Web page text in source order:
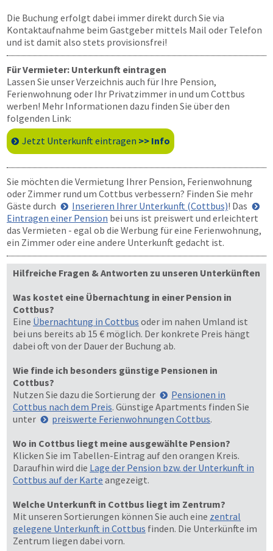
Die Buchung erfolgt dabei immer direkt durch Sie via
Kontaktaufnahme beim Gastgeber mittels Mail oder Telefon
und ist damit also stets provisionsfrei!
Für Vermieter: Unterkunft eintragen
Lassen Sie unser Verzeichnis auch für Ihre Pension,
Ferienwohnung oder Ihr Privatzimmer in und um Cottbus
werben! Mehr Informationen dazu finden Sie über den
folgenden Link:
Jetzt Unterkunft eintragen >> Info
Sie möchten die Vermietung Ihrer Pension, Ferienwohnung
oder Zimmer rund um Cottbus verbessern? Finden Sie mehr
Gäste durch
Inserieren Ihrer Unterkunft (Cottbus)! Das
Eintragen einer Pension bei uns ist preiswert und erleichtert
das Vermieten - egal ob die Werbung für eine Ferienwohnung,
ein Zimmer oder eine andere Unterkunft gedacht ist.
Hilfreiche Fragen & Antworten zu unseren Unterkünften
Was kostet eine Übernachtung in einer Pension in
Cottbus?
Eine Übernachtung in Cottbus oder im nahen Umland ist
bei uns bereits ab 15 € möglich. Der konkrete Preis hängt
dabei oft von der Dauer der Buchung ab.
Wie finde ich besonders günstige Pensionen in
Cottbus?
Nutzen Sie dazu die Sortierung der
Pensionen in
Cottbus nach dem Preis. Günstige Apartments finden Sie
unter
preiswerte Ferienwohnungen Cottbus.
Wo in Cottbus liegt meine ausgewählte Pension?
Klicken Sie im Tabellen-Eintrag auf den orangen Kreis.
Daraufhin wird die Lage der Pension bzw. der Unterkunft in
Cottbus auf der Karte angezeigt.
Welche Unterkunft in Cottbus liegt im Zentrum?
Mit unseren Sortierungen können Sie auch eine zentral
gelegene Unterkunft in Cottbus finden. Die Unterkünfte im
Zentrum liegen dabei vorn.